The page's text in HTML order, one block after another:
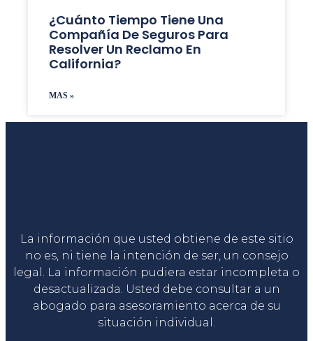
¿Cuánto Tiempo Tiene Una
Compañía De Seguros Para
Resolver Un Reclamo En
California?
MAS »
La información que usted obtiene de este sitio
no es, ni tiene la intención de ser, un consejo
legal. La información pudiera estar incompleta o
desactualizada. Usted debe consultar a un
abogado para asesoramiento acerca de su
situación individual.